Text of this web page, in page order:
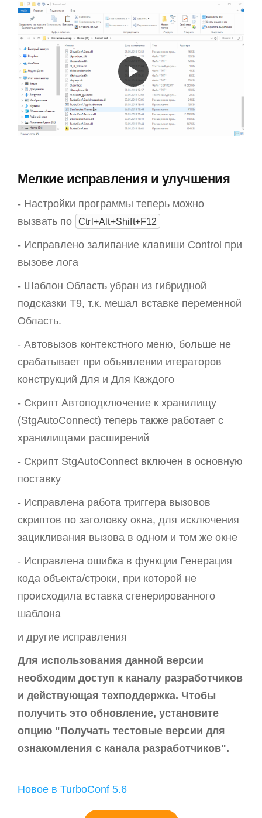
Мелкие исправления и улучшения
- Настройки программы теперь можно
вызвать по
Ctrl+Alt+Shift+F12
- Исправлено залипание клавиши Control при
вызове лога
- Шаблон Область убран из гибридной
подсказки T9, т.к. мешал вставке переменной
Область.
- Автовызов контекстного меню, больше не
срабатывает при объявлении итераторов
конструкций Для и Для Каждого
- Скрипт Автоподключение к хранилищу
(StgAutoConnect) теперь также работает с
хранилищами расширений
- Скрипт StgAutoConnect включен в основную
поставку
- Исправлена работа триггера вызовов
скриптов по заголовку окна, для исключения
зацикливания вызова в одном и том же окне
- Исправлена ошибка в функции Генерация
кода объекта/строки, при которой не
происходила вставка сгенерированного
шаблона
и другие исправления
Для использования данной версии
необходим доступ к каналу разработчиков
и действующая техподдержка. Чтобы
получить это обновление, установите
опцию "Получать тестовые версии для
ознакомления с канала разработчиков".
Новое в TurboConf 5.6